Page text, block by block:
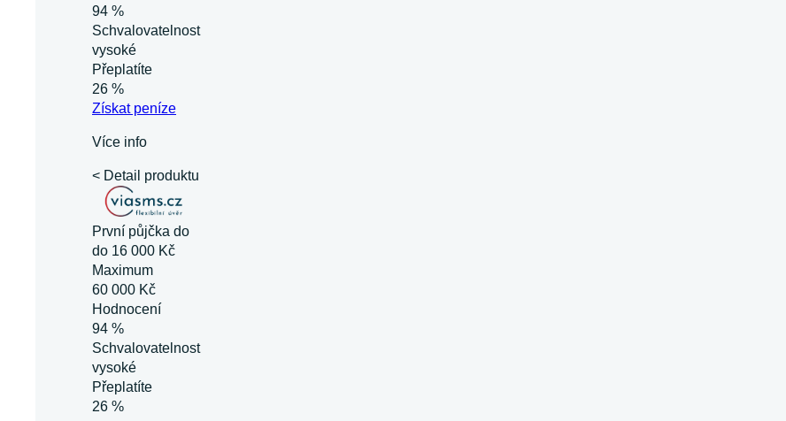
94 %
Schvalovatelnost
vysoké
Přeplatíte
26 %
Získatpeníze
Více info
< Detail produktu
První půjčka do
do 16 000 Kč
Maximum
60 000 Kč
Hodnocení
94 %
Schvalovatelnost
vysoké
Přeplatíte
26 %